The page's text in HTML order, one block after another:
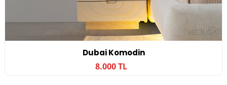
Dubai Komodin
8.000 TL